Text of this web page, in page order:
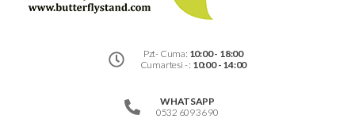
Pzt- Cuma: 10:00 - 18:00
Cumartesi - : 10:00 - 14:00
WHATSAPP
0532 609 36 90